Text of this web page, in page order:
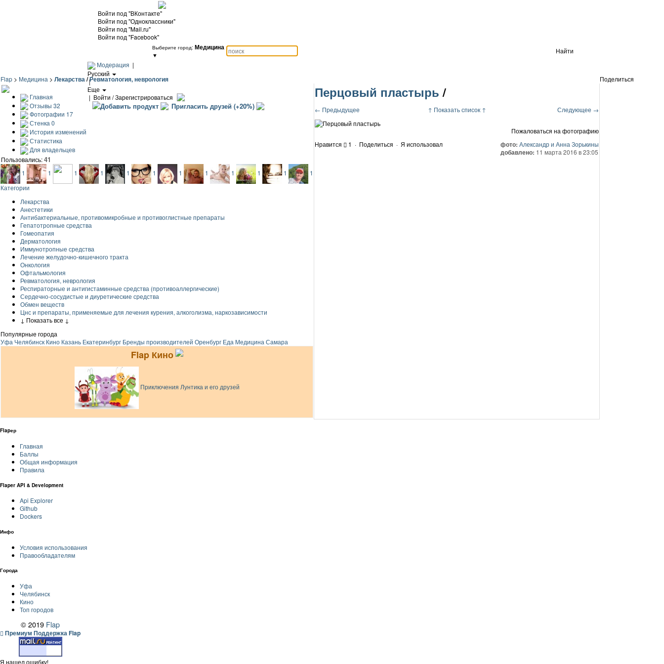
Войти под "ВКонтакте"
Войти под "Одноклассники"
Войти под "Mail.ru"
Войти под "Facebook"
Выберите город: Медицина
▼
Найти
Модерация |
Русский
|
Еще
| Войти / Зарегистрироваться
Добавить продукт Пригласить друзей (+20%)
Flap > Медицина > Лекарства/Ревматология, неврология Поделиться
Главная
Отзывы 32
Фотографии 17
Стенка 0
История изменений
Статистика
Для владельцев
Пользовались:41
1 1 1 1 1 1 1 1 1 1 1
1
Категории
Лекарства
Анестетики
Антибактериальные, противомикробные и противоглистные препараты
Гепатотропные средства
Гомеопатия
Дерматология
Иммунотропные средства
Лечение желудочно-кишечного тракта
Онкология
Офтальмология
Ревматология, неврология
Респираторные и антигистаминные средства (противоаллергические)
Сердечно-сосудистые и диуретические средства
Обмен веществ
Цнс и препараты, применяемые для лечения курения, алкоголизма, наркозависимости
↓ Показать все ↓
Популярные города
Уфа Челябинск Кино Казань Екатеринбург Бренды производителей Оренбург Еда Медицина Самара
Flap Кино
Приключения Лунтика и его друзей
Перцовый пластырь /
← Предыдущее ↑ Показать список ↑ Следующее →
Пожаловаться на фотографию
фото: Александр и Анна Зорькины
добавлено: 11 марта 2016 в 23:05
Нравится 1 · Поделиться · Я использовал
Flapер
Главная
Баллы
Общая информация
Правила
Flaper API & Development
Api Explorer
Github
Dockers
Инфо
Условия использования
Правообладателям
Города
Уфа
Челябинск
Кино
Топ городов
© 2019 Flap
Премиум Поддержка Flap
Я нашел ошибку!